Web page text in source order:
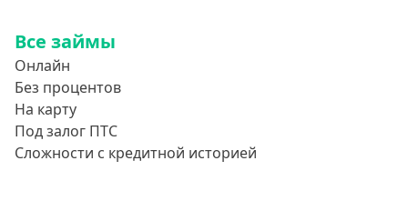
Все займы
Онлайн
Без процентов
На карту
Под залог ПТС
Сложности с кредитной историей